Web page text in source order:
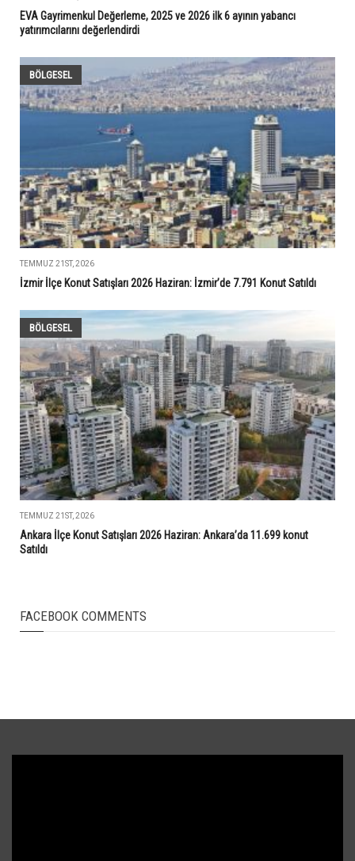
EVA Gayrimenkul Değerleme, 2025 ve 2026 ilk 6 ayının yabancı
yatırımcılarını değerlendirdi
BÖLGESEL
TEMMUZ 21ST, 2026
İzmir İlçe Konut Satışları 2026 Haziran: İzmir’de 7.791 Konut Satıldı
BÖLGESEL
TEMMUZ 21ST, 2026
Ankara İlçe Konut Satışları 2026 Haziran: Ankara’da 11.699 konut
Satıldı
FACEBOOK COMMENTS